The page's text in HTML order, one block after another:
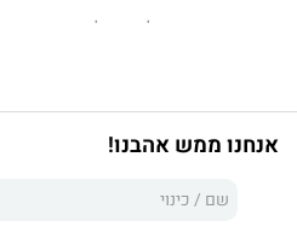
האסופה מביאה לכם קולות אישיים,
זו השנה התשיעית מוציאה לאור את
אנחנו ממש אהבנו!